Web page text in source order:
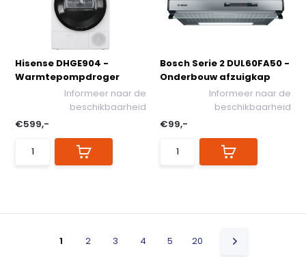
Hisense DHGE904 -
Warmtepompdroger
Informeer naar de
beschikbaarheid
€599,-
Bosch Serie 2 DUL60FA50 -
Onderbouw afzuigkap
Informeer naar de
beschikbaarheid
€99,-
1 2 3 4 5 20